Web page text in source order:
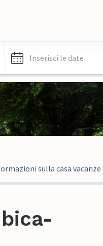
Inserisci le date
sulla casa vacanze